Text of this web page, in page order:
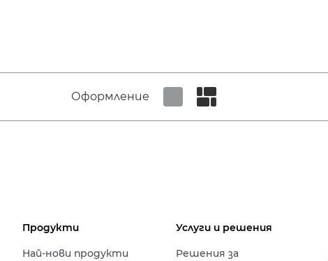
Оформление
Продукти
Най-нови продукти
Услуги и решения
Решения за